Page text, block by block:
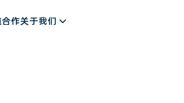
解决方案
作关于我们